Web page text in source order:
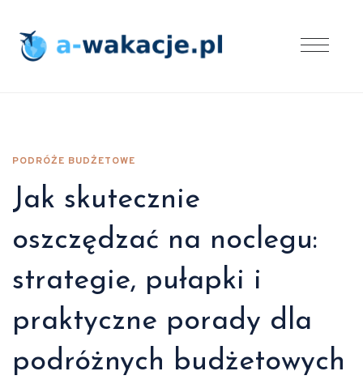
PODRÓŻE BUDŻETOWE
Jak skutecznie
oszczędzać na noclegu:
strategie, pułapki i
praktyczne porady dla
podróżnych budżetowych